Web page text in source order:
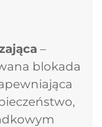
–
blokada